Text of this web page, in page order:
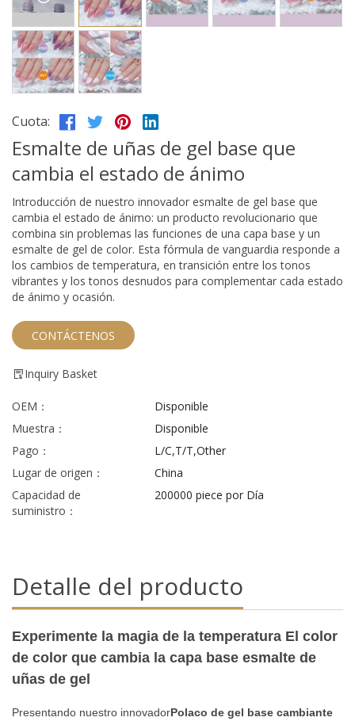
Cuota:
Esmalte de uñas de gel base que
cambia el estado de ánimo
Introducción de nuestro innovador esmalte de gel base que
cambia el estado de ánimo: un producto revolucionario que
combina sin problemas las funciones de una capa base y un
esmalte de gel de color. Esta fórmula de vanguardia responde a
los cambios de temperatura, en transición entre los tonos
vibrantes y los tonos desnudos para complementar cada estado
de ánimo y ocasión.
CONTÁCTENOS
Inquiry Basket
OEM：
Disponible
Muestra：
Disponible
Pago：
L/C,T/T,Other
Lugar de origen：
China
Capacidad de
suministro：
200000 piece por Día
Detalle del producto
Experimente la magia de la temperatura El color
de color que cambia la capa base esmalte de
uñas de gel
Presentando nuestro innovadorPolaco de gel base cambiante